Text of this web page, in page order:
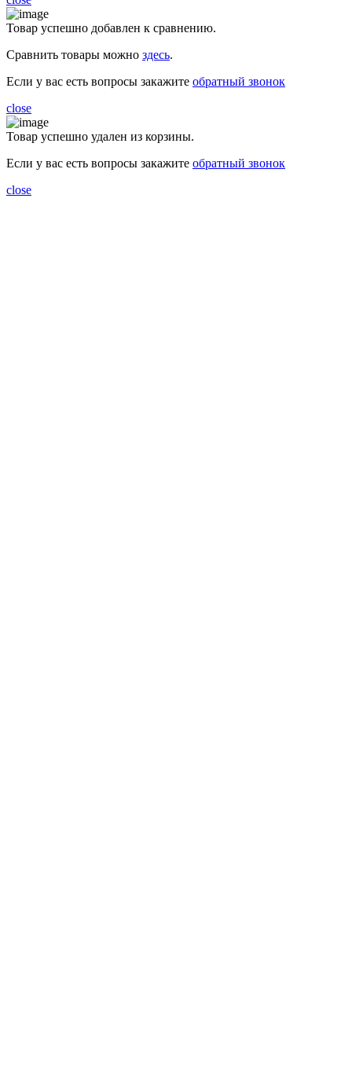
Товар успешно добавлен к сравнению.
Сравнить товары можно здесь.
Если у вас есть вопросы закажите обратный звонок
close
Товар успешно удален из корзины.
Если у вас есть вопросы закажите обратный звонок
close